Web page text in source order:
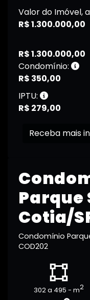
Parque
Cotia/
Condomínio
COD202
302 a 495 - m2
Valor do Imóvel,
R$ 1.300.000,00
R$ 1.300.000,00
Condomínio:
R$ 350,00
IPTU:
R$ 279,00
Receba mais